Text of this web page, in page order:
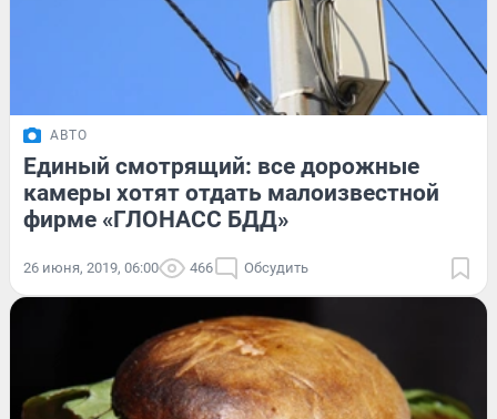
АВТО
Единый смотрящий: все дорожные
камеры хотят отдать малоизвестной
фирме «ГЛОНАСС БДД»
26 июня, 2019, 06:00 466 Обсудить